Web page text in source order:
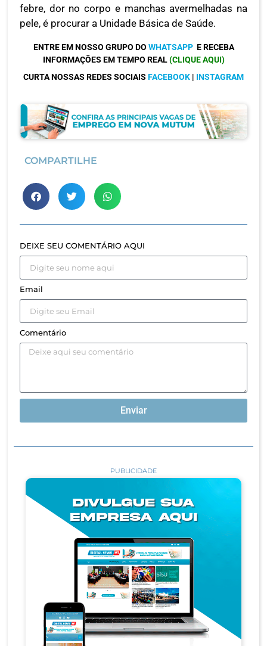
febre, dor no corpo e manchas avermelhadas na
pele, é procurar a Unidade Básica de Saúde.
ENTRE EM NOSSO GRUPO DO WHATSAPP E RECEBA
INFORMAÇÕES EM TEMPO REAL(CLIQUE AQUI)
CURTA NOSSAS REDES SOCIAIS FACEBOOK | INSTAGRAM
COMPARTILHE
DEIXE SEU COMENTÁRIO AQUI
Email
Comentário
Enviar
PUBLICIDADE